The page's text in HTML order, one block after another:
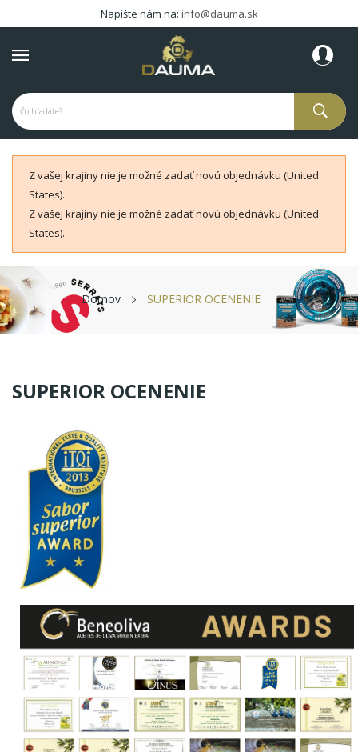
Napíšte nám na: info@dauma.sk
Z vašej krajiny nie je možné zadať novú objednávku (United
States).
Z vašej krajiny nie je možné zadať novú objednávku (United
States).
Domov SUPERIOR OCENENIE
SUPERIOR OCENENIE